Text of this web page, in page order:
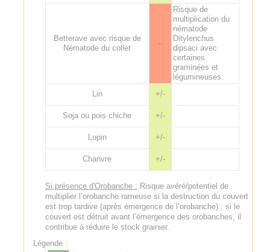
Betterave avec risque de
Nématode du collet
--
Risque de
multiplication du
nématode
Ditylenchus
dipsaci avec
certaines
graminées et
légumineuses.
Lin
+/-
Soja ou pois chiche +/-
Lupin +/-
Chanvre +/-
Si présence d'Orobanche : Risque avéré/potentiel de
multiplier l’orobanche rameuse si la destruction du couvert
est trop tardive (après émergence de l’orobanche) ; si le
couvert est détruit avant l’émergence des orobanches, il
contribue à réduire le stock grainier.
Légende :